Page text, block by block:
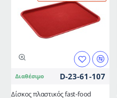
πλαστικός
Διαθέσιμο D-23-61-107
Δίσκος πλαστικός fast-food